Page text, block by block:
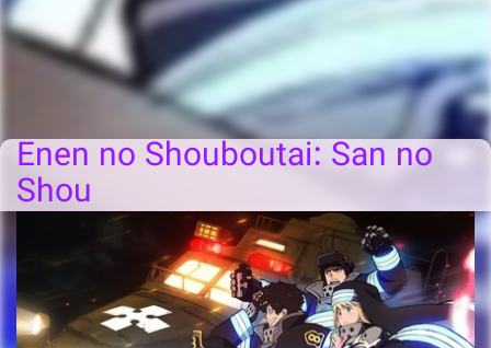
Enen no Shouboutai: San no
Shou